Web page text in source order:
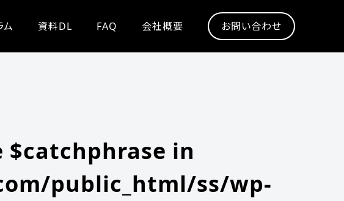
ム 資料DL FAQ 会社概要 お問い合わせ
in
public_html/ss/wp-